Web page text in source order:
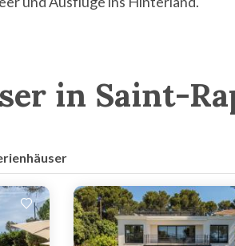
in Saint-